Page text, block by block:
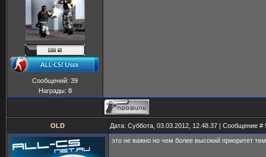
Сообщений: 39
Награды: 0
OLD Дата: Суббота, 03.03.2012, 12.48.37 | Сообщение #
это не важно но чем более высокий приоритет